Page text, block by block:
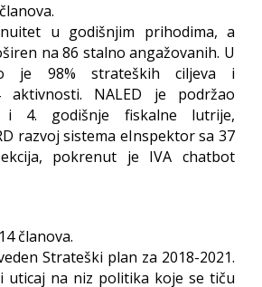
u godišnjim prihodima, a
na 86 stalno angažovanih. U
je 98% strateških ciljeva i
aktivnosti. NALED je podržao
i 4. godišnje fiskalne lutrije,
razvoj sistema eInspektor sa 37
pokrenut je IVA chatbot
članova.
Strateški plan za 2018-2021.
uticaj na niz politika koje se tiču